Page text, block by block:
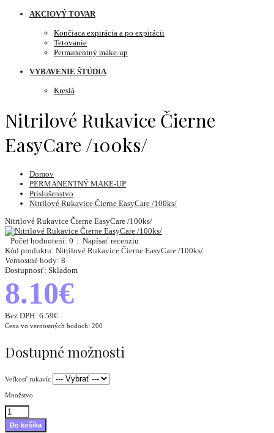
AKCIOVÝ TOVAR
Končiaca expirácia a po expirácii
Tetovanie
Permanentný make-up
VYBAVENIE ŠTÚDIA
Kreslá
Nitrilové Rukavice Čierne
EasyCare /100ks/
Domov
PERMANENTNÝ MAKE-UP
Príslušenstvo
Nitrilové Rukavice Čierne EasyCare /100ks/
Nitrilové Rukavice Čierne EasyCare /100ks/
Počet hodnotení: 0 | Napísať recenziu
Kód produktu: Nitrilové Rukavice Čierne EasyCare /100ks/
Vernostné body: 8
Dostupnosť: Skladom
8.10€
Bez DPH: 6.59€
Cena vo vernostných bodoch: 200
Dostupné možnosti
Veľkosť rukavíc
Množstvo